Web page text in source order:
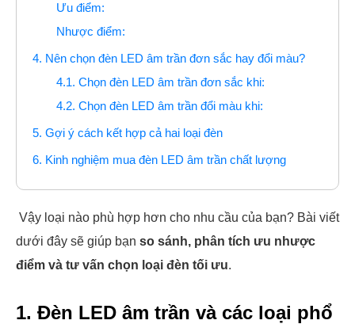
Ưu điểm:
Nhược điểm:
4. Nên chọn đèn LED âm trần đơn sắc hay đổi màu?
4.1. Chọn đèn LED âm trần đơn sắc khi:
4.2. Chọn đèn LED âm trần đổi màu khi:
5. Gợi ý cách kết hợp cả hai loại đèn
6. Kinh nghiệm mua đèn LED âm trần chất lượng
Vậy loại nào phù hợp hơn cho nhu cầu của bạn? Bài viết
dưới đây sẽ giúp bạn so sánh, phân tích ưu nhược
điểm và tư vấn chọn loại đèn tối ưu.
1. Đèn LED âm trần và các loại phổ